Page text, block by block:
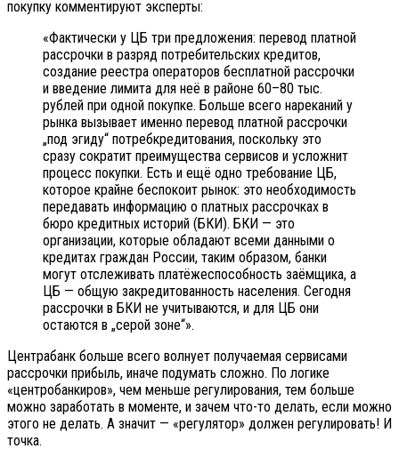
покупку комментируют эксперты:
«Фактически у ЦБ три предложения: перевод платной
рассрочки в разряд потребительских кредитов,
создание реестра операторов бесплатной рассрочки
и введение лимита для неё в районе 60–80 тыс.
рублей при одной покупке. Больше всего нареканий у
рынка вызывает именно перевод платной рассрочки
„под эгиду“ потребкредитования, поскольку это
сразу сократит преимущества сервисов и усложнит
процесс покупки. Есть и ещё одно требование ЦБ,
которое крайне беспокоит рынок: это необходимость
передавать информацию о платных рассрочках в
бюро кредитных историй (БКИ). БКИ — это
организации, которые обладают всеми данными о
кредитах граждан России, таким образом, банки
могут отслеживать платёжеспособность заёмщика, а
ЦБ — общую закредитованность населения. Сегодня
рассрочки в БКИ не учитываются, и для ЦБ они
остаются в „серой зоне“».
Центрабанк больше всего волнует получаемая сервисами
рассрочки прибыль, иначе подумать сложно. По логике
«центробанкиров», чем меньше регулирования, тем больше
можно заработать в моменте, и зачем что-то делать, если можно
этого не делать. А значит — «регулятор» должен регулировать! И
точка.